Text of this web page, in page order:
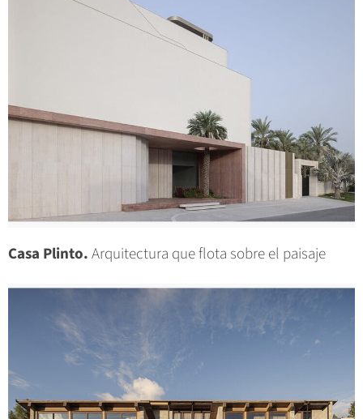
Casa Plinto.Arquitectura que flota sobre el paisaje